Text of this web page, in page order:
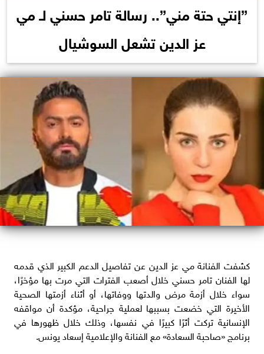
”إنتي حتة مني”.. رسالة تامر حسني لـ مي
عز الدين تشعل السوشيال
كشفت الفنانة مي عز الدين عن تفاصيل الدعم الكبير الذي قدمه
لها الفنان تامر حسني خلال أصعب الفترات التي مرت بها مؤخرًا،
سواء خلال أزمة مرض والدتها ووفاتها، أو أثناء أزمتها الصحية
الأخيرة التي خضعت بسببها لعملية جراحية، مؤكدة أن مواقفه
الإنسانية تركت أثرًا كبيرًا في نفسها، وذلك خلال ظهورها في
برنامج «صاحبة السعادة» مع الفنانة والإعلامية إسعاد يونس.